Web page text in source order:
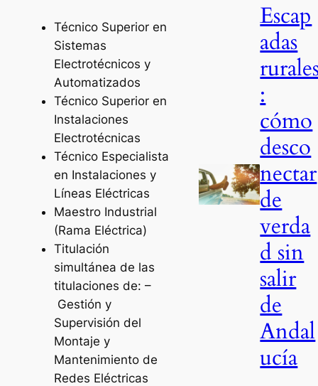
Técnico Superior en
Sistemas
Electrotécnicos y
Automatizados
Técnico Superior en
Instalaciones
Electrotécnicas
Técnico Especialista
en Instalaciones y
Líneas Eléctricas
Maestro Industrial
(Rama Eléctrica)
Titulación
simultánea de las
titulaciones de: –
Gestión y
Supervisión del
Montaje y
Mantenimiento de
Redes Eléctricas
Escap
adas
:
cómo
desco
nectar
de
verda
d sin
salir
de
Andal
ucía